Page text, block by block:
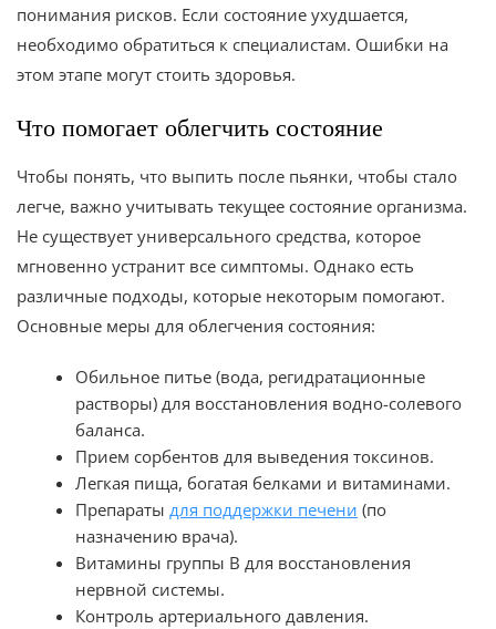
понимания рисков. Если состояние ухудшается,
необходимо обратиться к специалистам. Ошибки на
этом этапе могут стоить здоровья.
Что помогает облегчить состояние
Чтобы понять, что выпить после пьянки, чтобы стало
легче, важно учитывать текущее состояние организма.
Не существует универсального средства, которое
мгновенно устранит все симптомы. Однако есть
различные подходы, которые некоторым помогают.
Основные меры для облегчения состояния:
Обильное питье (вода, регидратационные
растворы) для восстановления водно-солевого
баланса.
Прием сорбентов для выведения токсинов.
Легкая пища, богатая белками и витаминами.
Препараты для поддержки печени (по
назначению врача).
Витамины группы B для восстановления
нервной системы.
Контроль артериального давления.